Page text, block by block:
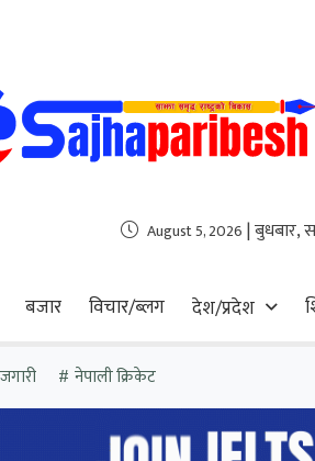
August 5, 2026 | बुधबार,
बजार विचार/ब्लग देश/प्रदेश
नेपाली क्रिकेट